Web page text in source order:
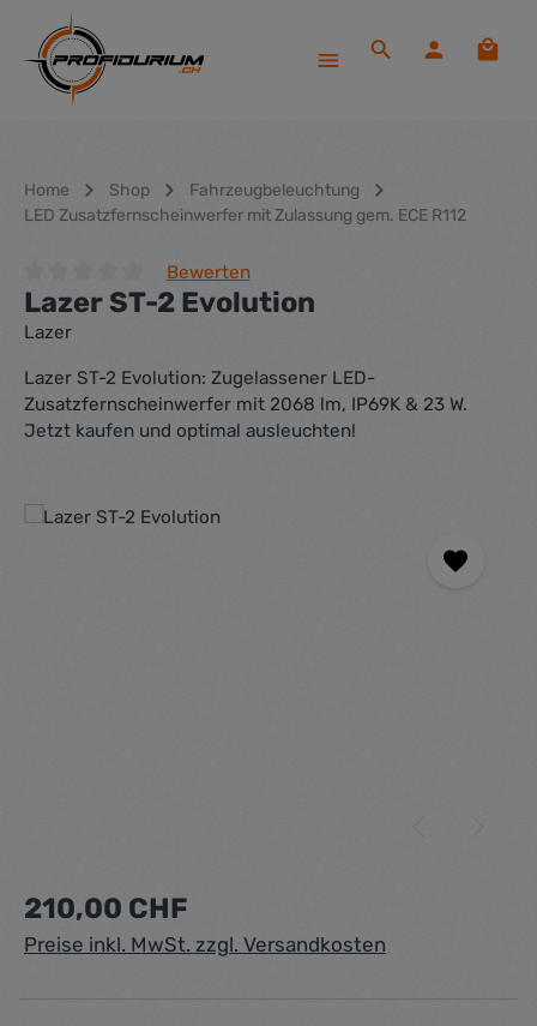
Zum Hauptinhalt springen
Home Shop
Fahrzeugbeleuchtung
LED Zusatzfernscheinwerfer mit Zulassung gem. ECE R112
Durchschnittliche Bewertung von 0 von 5 Sternen
Bewerten
Lazer ST-2 Evolution
Lazer
Lazer ST-2 Evolution: Zugelassener LED-
Zusatzfernscheinwerfer mit 2068 lm, IP69K & 23 W.
Jetzt kaufen und optimal ausleuchten!
Bildergalerie überspringen
Regulärer Preis:
210,00 CHF
Preise inkl. MwSt. zzgl. Versandkosten